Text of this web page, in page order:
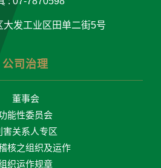
大发工业区田单二街5号
公司治理
董事会
能性委员会
害关系人专区
核之组织及运作
织运作规章